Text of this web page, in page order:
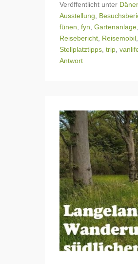
Veröffentlicht unter
Ausstellung
fünen fyn Gartenanlage
Reisebericht Reisemobil
Stellplatztipps trip
Antwort